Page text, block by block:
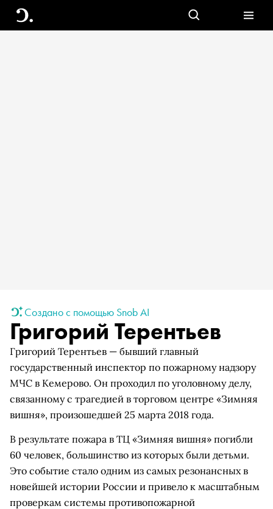
Создано с помощью Snob AI
Григорий Терентьев
Григорий Терентьев — бывший главный
государственный инспектор по пожарному надзору
МЧС в Кемерово. Он проходил по уголовному делу,
связанному с трагедией в торговом центре «Зимняя
вишня», произошедшей 25 марта 2018 года.
В результате пожара в ТЦ «Зимняя вишня» погибли
60 человек, большинство из которых были детьми.
Это событие стало одним из самых резонансных в
новейшей истории России и привело к масштабным
проверкам системы противопожарной